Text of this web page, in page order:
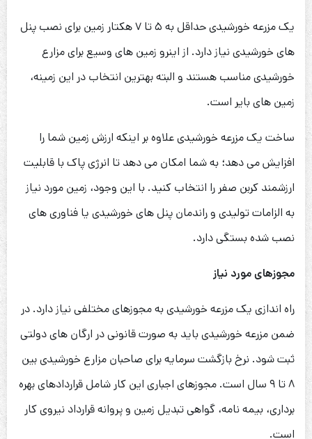
یک مزرعه خورشیدی حداقل به ۵ تا ۷ هکتار زمین برای نصب پنل
های خورشیدی نیاز دارد. از اینرو زمین های وسیع برای مزارع
خورشیدی مناسب هستند و البته بهترین انتخاب در این زمینه،
زمین های بایر است.
ساخت یک مزرعه خورشیدی علاوه بر اینکه ارزش زمین شما را
افزایش می دهد؛ به شما امکان می دهد تا انرژی پاک با قابلیت
ارزشمند کربن صفر را انتخاب کنید. با این وجود، زمین مورد نیاز
به الزامات تولیدی و راندمان پنل های خورشیدی یا فناوری های
نصب شده بستگی دارد.
مجوزهای مورد نیاز
راه اندازی یک مزرعه خورشیدی به مجوزهای مختلفی نیاز دارد. در
ضمن مزرعه خورشیدی باید به صورت قانونی در ارگان های دولتی
ثبت شود. نرخ بازگشت سرمایه برای صاحبان مزارع خورشیدی بین
۸ تا ۹ سال است. مجوزهای اجباری این کار شامل قراردادهای بهره
برداری، بیمه نامه، گواهی تبدیل زمین و پروانه قرارداد نیروی کار
است.